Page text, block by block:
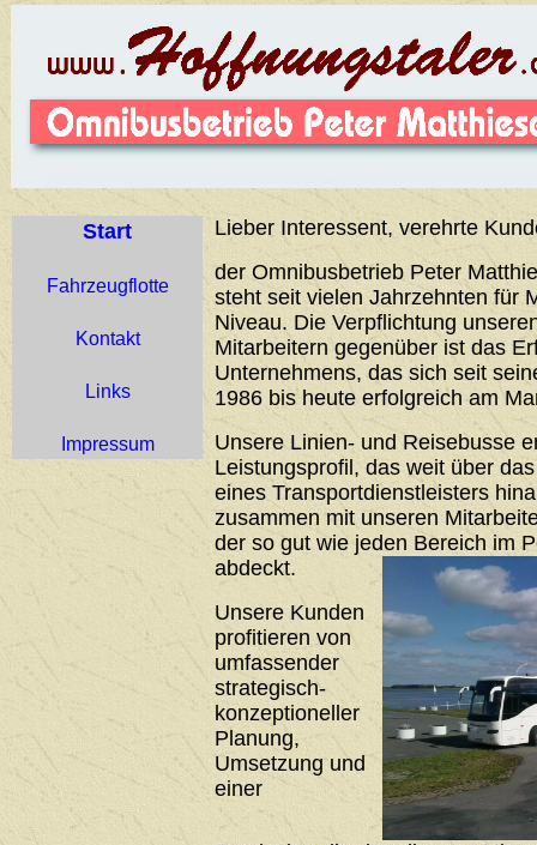
Start
Fahrzeugflotte
Kontakt
Links
Impressum
Lieber Interessent, verehrte
der Omnibusbetrieb Peter
steht seit vielen Jahrzehnten für
Niveau. Die Verpflichtung
Mitarbeitern gegenüber ist das
Unternehmens, das sich seit
1986 bis heute erfolgreich am
Unsere Linien- und Reisebusse
Leistungsprofil, das weit über
eines Transportdienstleisters
zusammen mit unseren
der so gut wie jeden Bereich im
abdeckt.
Unsere Kunden
profitieren von
umfassender
strategisch-
konzeptioneller
Planung,
Umsetzung und
einer